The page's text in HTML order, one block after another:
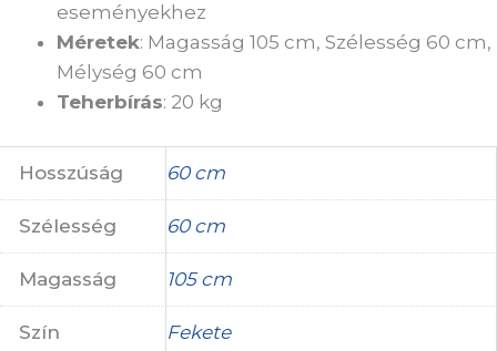
eseményekhez
Méretek: Magasság 105 cm, Szélesség 60 cm,
Mélység 60 cm
Teherbírás: 20 kg
Hosszúság 60 cm
Szélesség 60 cm
Magasság 105 cm
Szín Fekete